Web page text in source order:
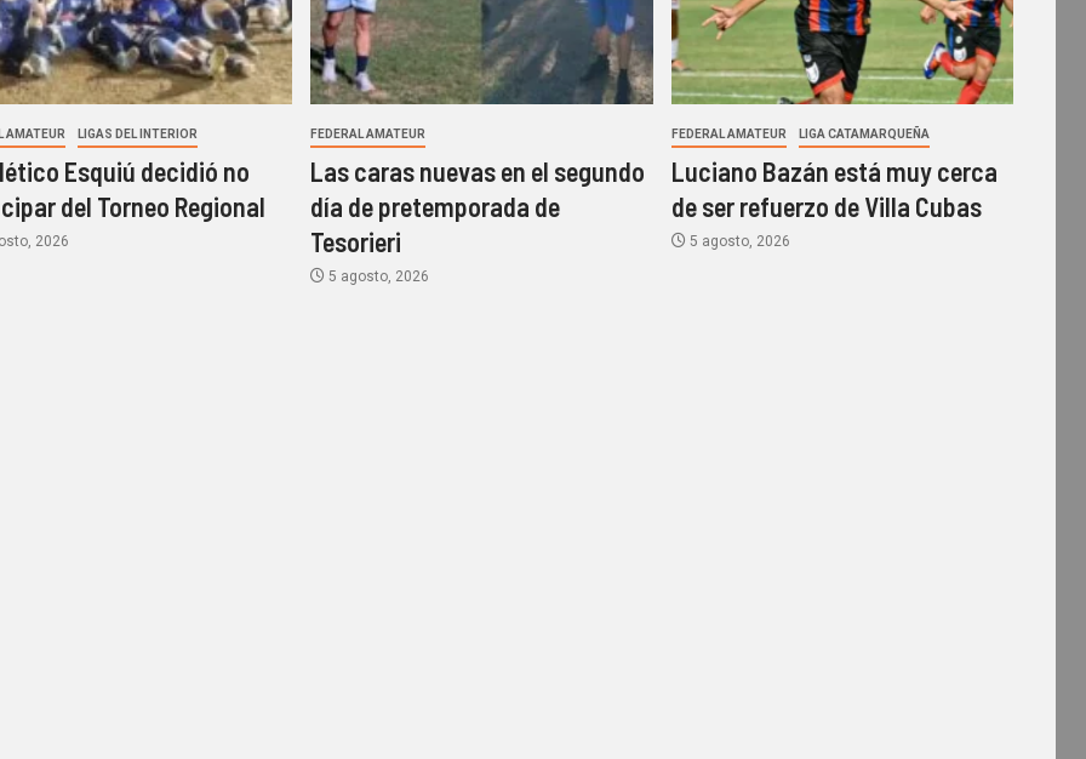
AMATEUR LIGAS DEL INTERIOR
Esquiú decidió no
del Torneo Regional
2026
FEDERAL AMATEUR
Las caras nuevas en el segundo
día de pretemporada de
Tesorieri
5 agosto, 2026
FEDERAL AMATEUR LIGA CATAMARQUEÑA
Luciano Bazán está muy cerca
de ser refuerzo de Villa Cubas
5 agosto, 2026